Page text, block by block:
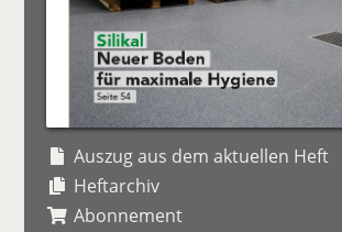
Auszug aus dem aktuellen Heft
Heftarchiv
Abonnement